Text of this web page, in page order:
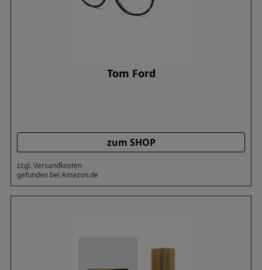
Tom Ford
zum SHOP
zzgl. Versandkosten
gefunden bei Amazon.de